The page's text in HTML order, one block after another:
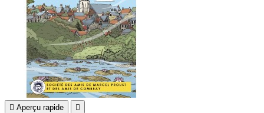
 Aperçu rapide 